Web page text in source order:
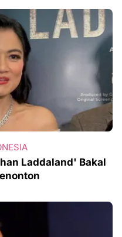
Laddaland' Bakal